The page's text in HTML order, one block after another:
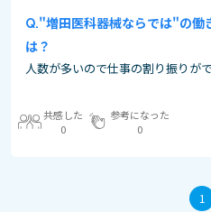
"増田医科器械ならでは"の働
は？
人数が多いので仕事の割り振りがで
共感した
0
参考になった
0
1